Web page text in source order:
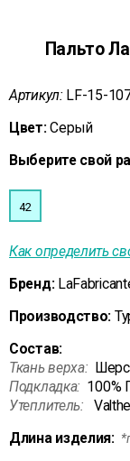
Пальто
Артикул: LF-15-
Цвет: Серый
Выберите свой
42
Как определить
Бренд:
Производство:
Состав:
Ткань верха:
Подкладка: 100%
Утеплитель:
Длина изделия: